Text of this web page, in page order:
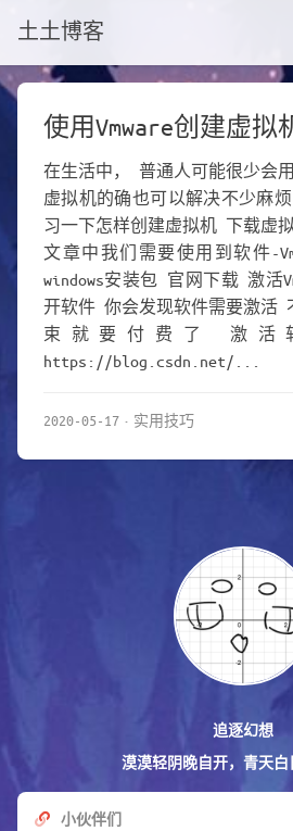
土土博客
使用Vmware创建虚拟
在生活中， 普通人可能很少会
虚拟机的确也可以解决不少麻
习一下怎样创建虚拟机 下载虚
文章中我们需要使用到软件-
windows安装包 官网下载 激活
开软件 你会发现软件需要激活
束就要付费了 激活
https://blog.csdn.net/...
2020-05-17 实用技巧
追逐幻想
漠漠轻阴晚自开，青天白
小伙伴们